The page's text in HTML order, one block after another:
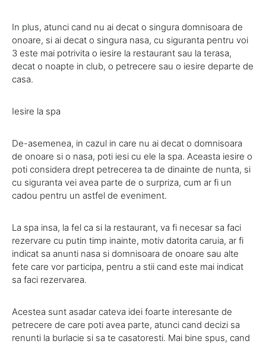
In plus, atunci cand nu ai decat o singura domnisoara de
onoare, si ai decat o singura nasa, cu siguranta pentru voi
3 este mai potrivita o iesire la restaurant sau la terasa,
decat o noapte in club, o petrecere sau o iesire departe de
casa.
Iesire la spa
De-asemenea, in cazul in care nu ai decat o domnisoara
de onoare si o nasa, poti iesi cu ele la spa. Aceasta iesire o
poti considera drept petrecerea ta de dinainte de nunta, si
cu siguranta vei avea parte de o surpriza, cum ar fi un
cadou pentru un astfel de eveniment.
La spa insa, la fel ca si la restaurant, va fi necesar sa faci
rezervare cu putin timp inainte, motiv datorita caruia, ar fi
indicat sa anunti nasa si domnisoara de onoare sau alte
fete care vor participa, pentru a stii cand este mai indicat
sa faci rezervarea.
Acestea sunt asadar cateva idei foarte interesante de
petrecere de care poti avea parte, atunci cand decizi sa
renunti la burlacie si sa te casatoresti. Mai bine spus, cand